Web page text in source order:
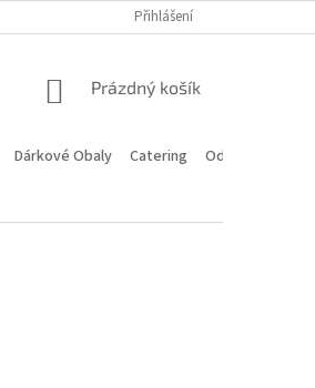
HODNOCENÍ OBCHODU
Přihlášení
NÁKUPNÍ
Prázdný košík
Dárkové Obaly Catering
Odstoupení od